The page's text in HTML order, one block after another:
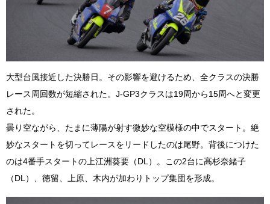
大型台風接近した決勝日。その影響を避けるため、全クラスの決勝
レース周回数が短縮された。J-GP3クラスは19周から15周へと変更
された。
曇り空ながら、たまに薄陽が射す微妙な空模様の中でスタート。絶
妙なスタートを切ってレースをリードしたのは尾野。背後につけた
のは4番手スタートの上江洲葵要（DL）。この2台に高杉奈緒子
（DL）、徳留、上原、木内が加わりトップ集団を形成。